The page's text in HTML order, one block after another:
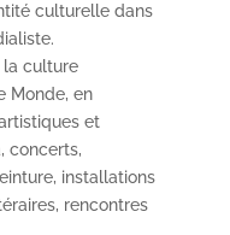
culturelle dans
la culture
Monde, en
et
concerts,
installations
rencontres